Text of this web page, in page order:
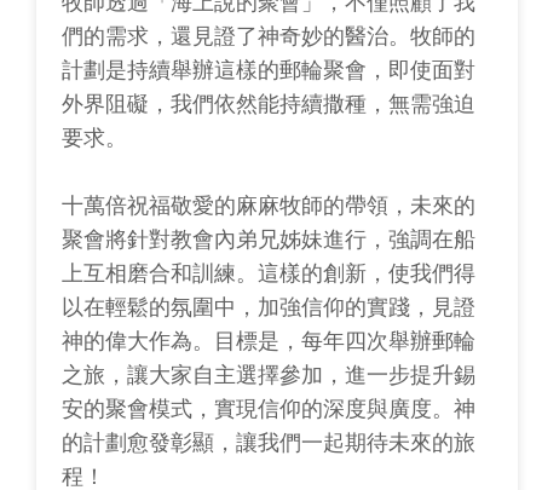
們的需求，還見證了神奇妙的醫治。牧師的
計劃是持續舉辦這樣的郵輪聚會，即使面對
外界阻礙，我們依然能持續撒種，無需強迫
要求。
十萬倍祝福敬愛的麻麻牧師的帶領，未來的
聚會將針對教會內弟兄姊妹進行，強調在船
上互相磨合和訓練。這樣的創新，使我們得
以在輕鬆的氛圍中，加強信仰的實踐，見證
神的偉大作為。目標是，每年四次舉辦郵輪
之旅，讓大家自主選擇參加，進一步提升錫
安的聚會模式，實現信仰的深度與廣度。神
的計劃愈發彰顯，讓我們一起期待未來的旅
程！